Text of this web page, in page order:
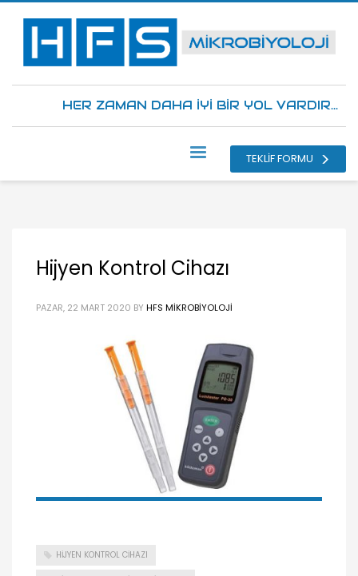
HER ZAMAN DAHA İYİ BİR YOL VARDIR...
TEKLİF FORMU
Hijyen Kontrol Cihazı
PAZAR, 22 MART 2020 BY HFS MIKROBIYOLOJI
HIJYEN KONTROL CIHAZI